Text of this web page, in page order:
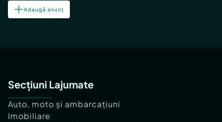
Adaugă anunț
Secțiuni Lajumate
Auto, moto și ambarcațiuni
Imobiliare